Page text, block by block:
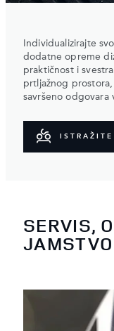
Individualizirajte
dodatne opreme
praktičnost i
prtljažnog
savršeno odgovara
SERVIS,
JAMSTVO